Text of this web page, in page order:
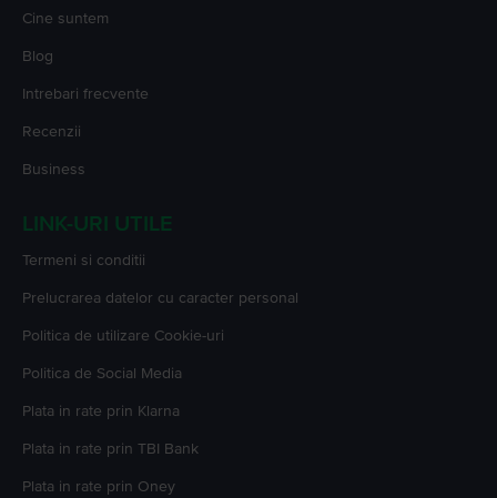
Cine suntem
Blog
Intrebari frecvente
Recenzii
Business
LINK-URI UTILE
Termeni si conditii
Prelucrarea datelor cu caracter personal
Politica de utilizare Cookie-uri
Politica de Social Media
Plata in rate prin Klarna
Plata in rate prin TBI Bank
Plata in rate prin Oney